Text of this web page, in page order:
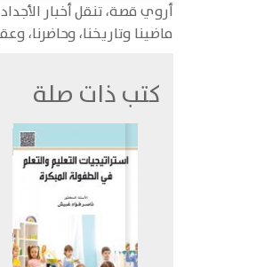
أروي قصة، تنقل أخبار
ماضينا وتاريخنا، وحاضرنا،
كتب ذات صلة